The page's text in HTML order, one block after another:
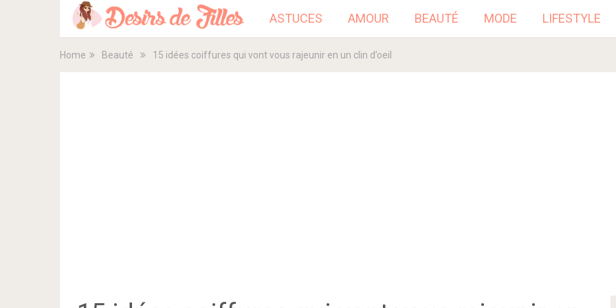
ASTUCES AMOUR BEAUTÉ MODE LIFESTYLE
Home Beauté 15 idées coiffures qui vont vous rajeunir en un clin d’oeil